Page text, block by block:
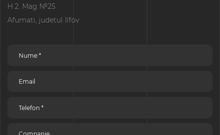
H 2. Mag №25
Afumati, judetul Ilfov